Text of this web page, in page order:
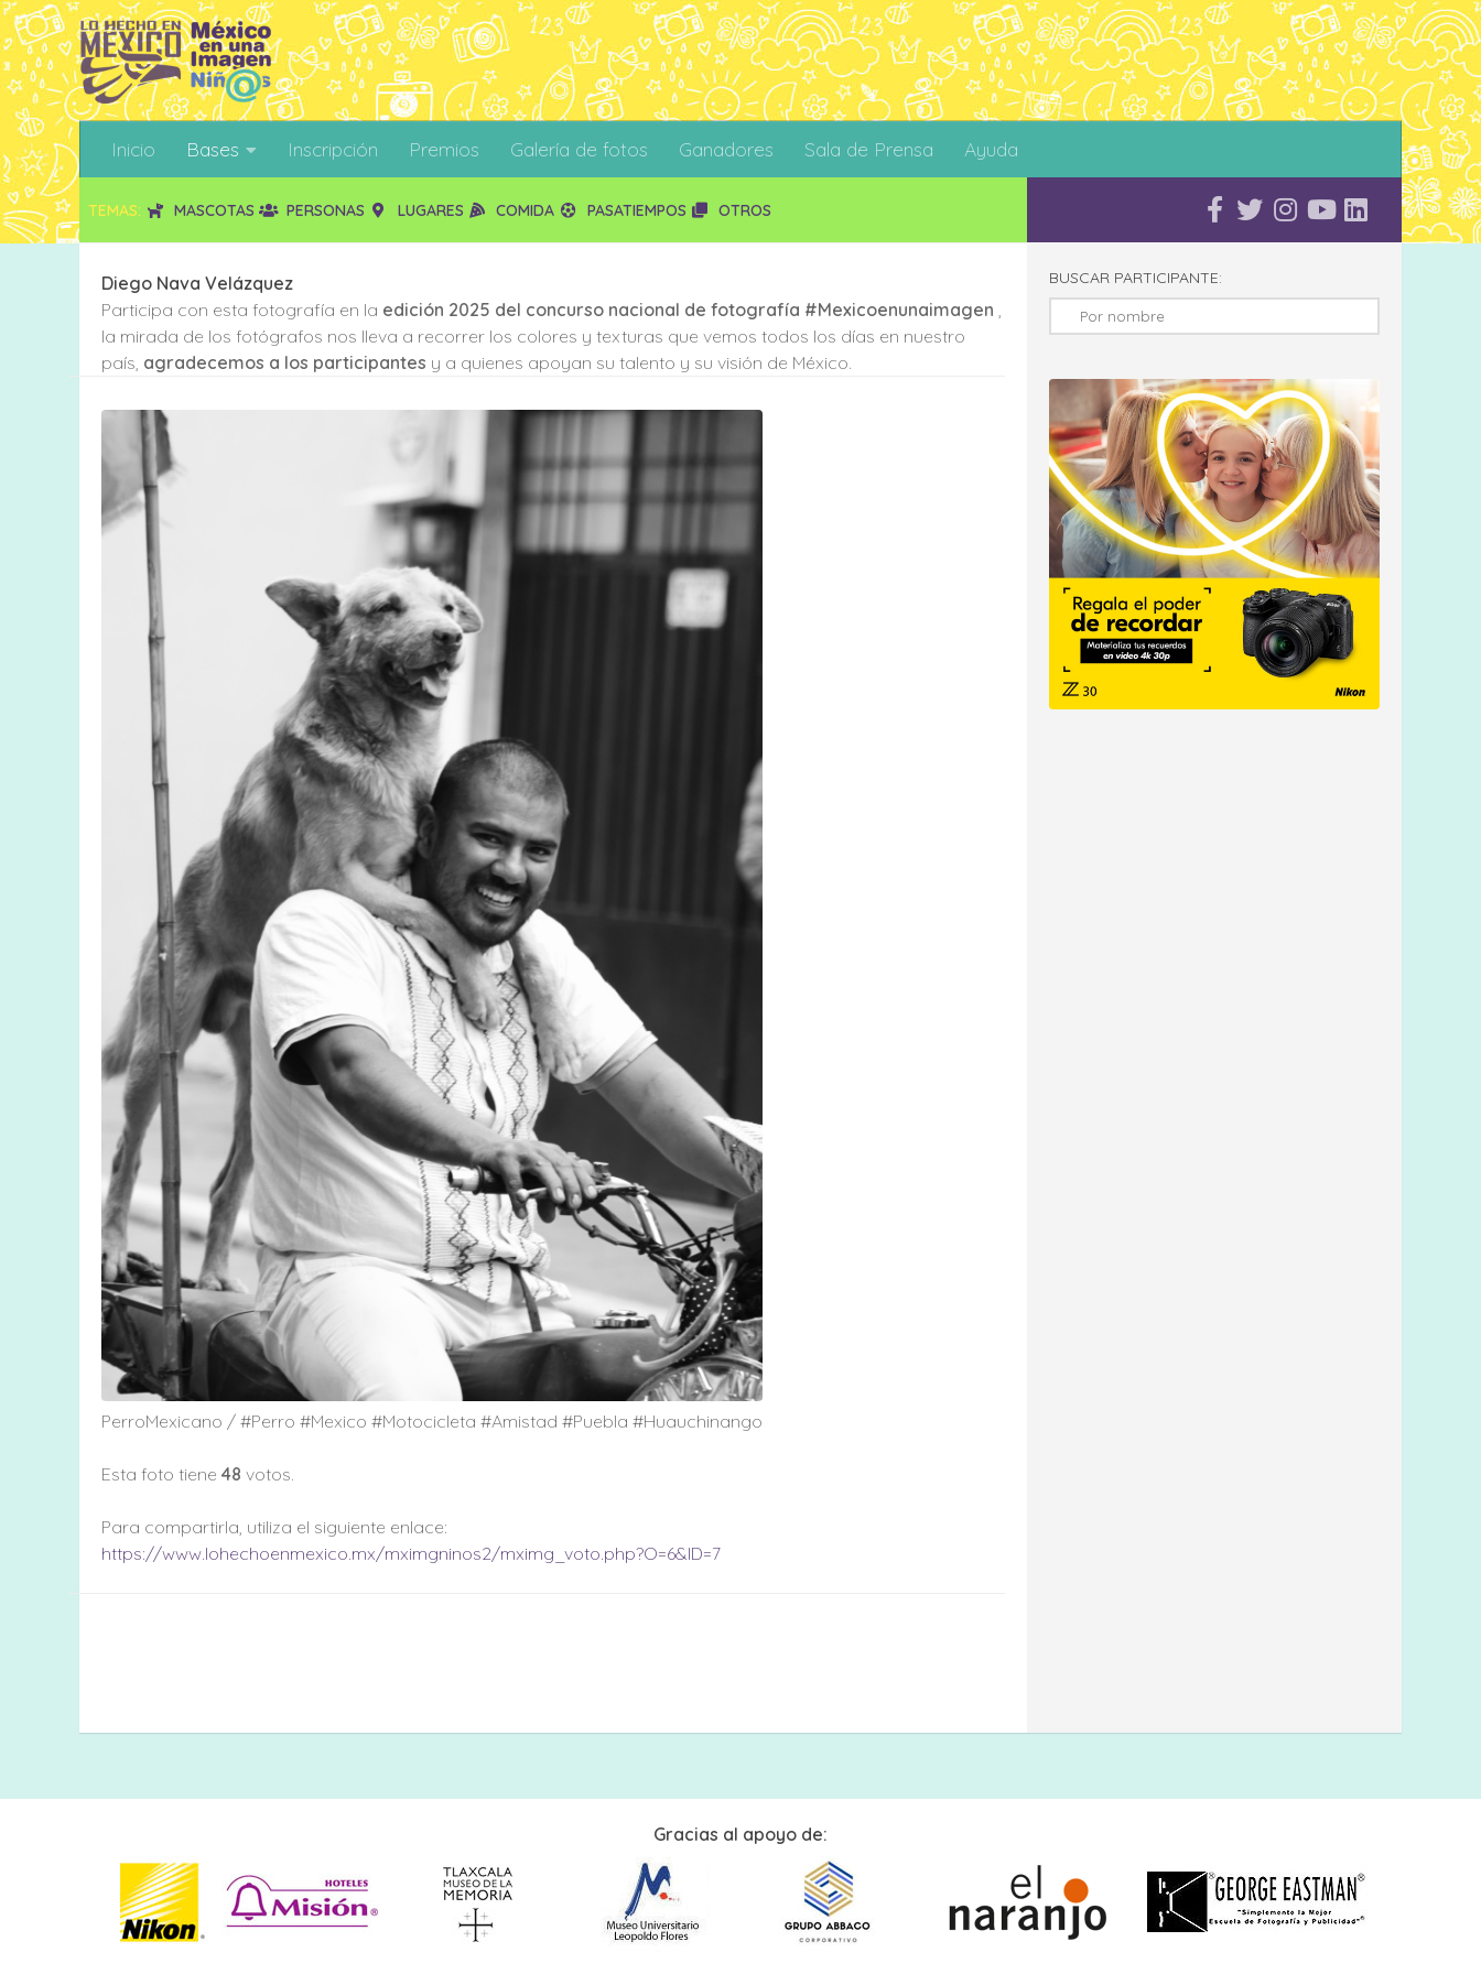
Inicio Bases Inscripción Premios Galería de fotos Ganadores Sala de Prensa Ayuda
TEMAS: MASCOTAS PERSONAS LUGARES COMIDA PASATIEMPOS OTROS
Diego Nava Velázquez
Participa con esta fotografía en la edición 2025 del concurso nacional de fotografía #Mexicoenunaimagen
la mirada de los fotógrafos nos lleva a recorrer los colores y texturas que vemos todos los días en nuestro
país, agradecemos a los participantes y a quienes apoyan su talento y su visión de México.
PerroMexicano / #Perro #Mexico #Motocicleta #Amistad #Puebla #Huauchinango
Esta foto tiene 48 votos.
Para compartirla, utiliza el siguiente enlace:
https://www.lohechoenmexico.mx/mximgninos2/mximg_voto.php?O=6&ID=7
BUSCAR PARTICIPANTE:
Gracias al apoyo de: